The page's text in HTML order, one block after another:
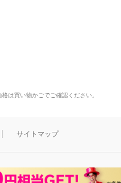
は買い物かごでご確認ください。
サイトマップ